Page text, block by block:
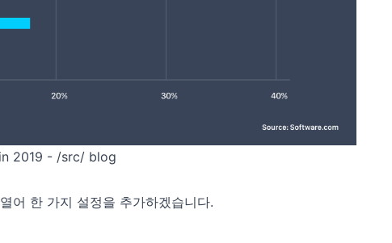
2019 - /src/ blog
어 한 가지 설정을 추가하겠습니다.